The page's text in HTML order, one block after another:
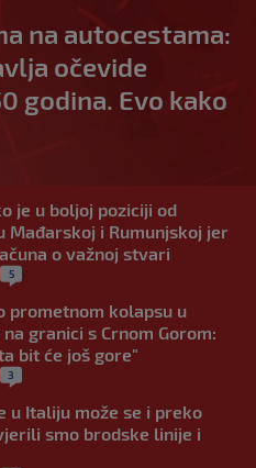
na autocestama:
očevide
godina. Evo kako
je u boljoj poziciji od
Mađarskoj i Rumunjskoj jer
o važnoj stvari
5
prometnom kolapsu u
granici s Crnom Gorom:
bit će još gore"
3
u Italiju može se i preko
smo brodske linije i